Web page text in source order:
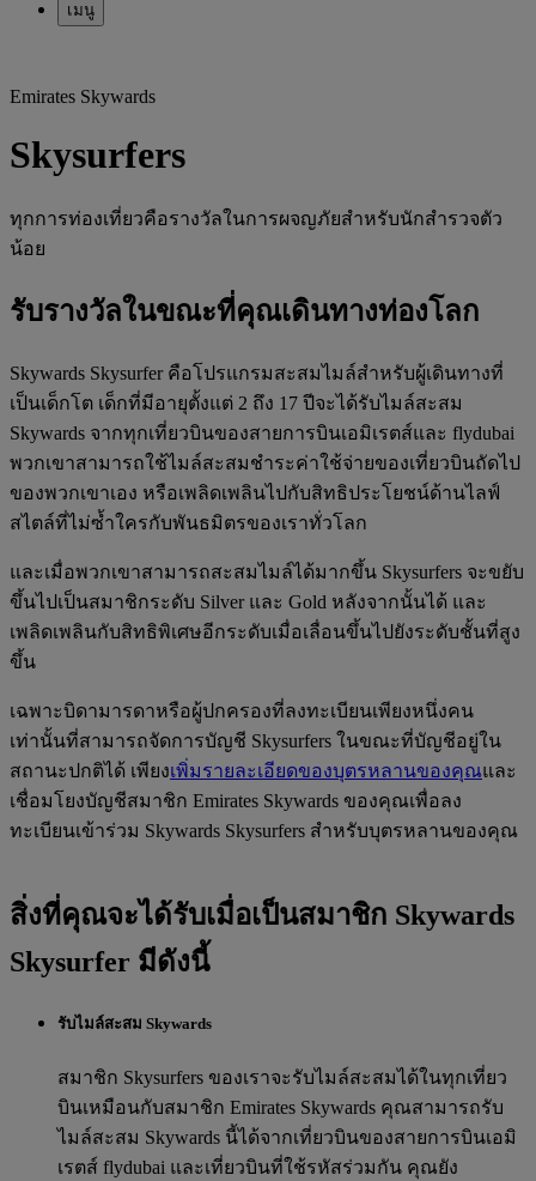
เมนู
Emirates Skywards
Skysurfers
ทุกการท่องเที่ยวคือรางวัลในการผจญภัยสำหรับนักสำรวจตัว
น้อย
รับรางวัลในขณะที่คุณเดินทางท่องโลก
Skywards Skysurfer คือโปรแกรมสะสมไมล์สำหรับผู้เดินทางที่
เป็นเด็กโต เด็กที่มีอายุตั้งแต่ 2 ถึง 17 ปีจะได้รับไมล์สะสม
Skywards จากทุกเที่ยวบินของสายการบินเอมิเรตส์และ flydubai
พวกเขาสามารถใช้ไมล์สะสมชำระค่าใช้จ่ายของเที่ยวบินถัดไป
ของพวกเขาเอง หรือเพลิดเพลินไปกับสิทธิประโยชน์ด้านไลฟ์
สไตล์ที่ไม่ซ้ำใครกับพันธมิตรของเราทั่วโลก
และเมื่อพวกเขาสามารถสะสมไมล์ได้มากขึ้น Skysurfers จะขยับ
ขึ้นไปเป็นสมาชิกระดับ Silver และ Gold หลังจากนั้นได้ และ
เพลิดเพลินกับสิทธิพิเศษอีกระดับเมื่อเลื่อนขึ้นไปยังระดับชั้นที่สูง
ขึ้น
เฉพาะบิดามารดาหรือผู้ปกครองที่ลงทะเบียนเพียงหนึ่งคน
เท่านั้นที่สามารถจัดการบัญชี Skysurfers ในขณะที่บัญชีอยู่ใน
สถานะปกติได้ เพียงเพิ่มรายละเอียดของบุตรหลานของคุณและ
เชื่อมโยงบัญชีสมาชิก Emirates Skywards ของคุณเพื่อลง
ทะเบียนเข้าร่วม Skywards Skysurfers สำหรับบุตรหลานของคุณ
สิ่งที่คุณจะได้รับเมื่อเป็นสมาชิก Skywards
Skysurfer มีดังนี้
รับไมล์สะสม Skywards
สมาชิก Skysurfers ของเราจะรับไมล์สะสมได้ในทุกเที่ยว
บินเหมือนกับสมาชิก Emirates Skywards คุณสามารถรับ
ไมล์สะสม Skywards นี้ได้จากเที่ยวบินของสายการบินเอมิ
เรตส์ flydubai และเที่ยวบินที่ใช้รหัสร่วมกัน คุณยัง